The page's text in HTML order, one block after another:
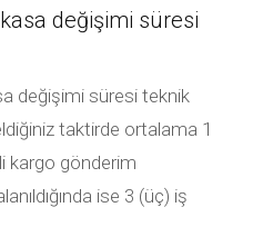
değişimi süresi
değişimi süresi teknik
taktirde ortalama 1
kargo gönderim
ise 3 (üç) iş